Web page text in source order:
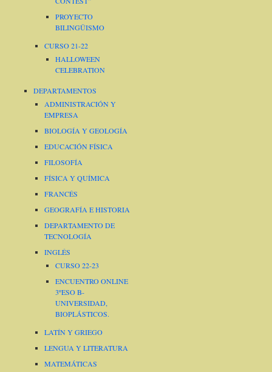
PROYECTO
BILINGÜISMO
CURSO 21-22
HALLOWEEN
CELEBRATION
DEPARTAMENTOS
ADMINISTRACIÓN Y
EMPRESA
BIOLOGÍA Y GEOLOGÍA
EDUCACIÓN FÍSICA
FILOSOFÍA
FÍSICA Y QUÍMICA
FRANCÉS
GEOGRAFÍA E HISTORIA
DEPARTAMENTO DE
TECNOLOGÍA
INGLÉS
CURSO 22-23
ENCUENTRO ONLINE
3ºESO B-
UNIVERSIDAD,
BIOPLÁSTICOS.
LATÍN Y GRIEGO
LENGUA Y LITERATURA
MATEMÁTICAS